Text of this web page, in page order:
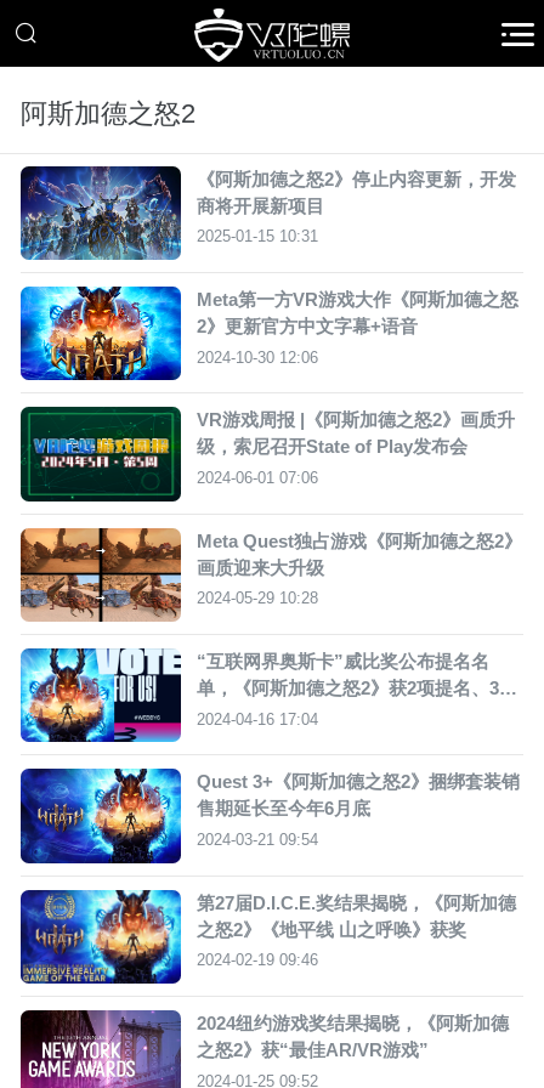
阿斯加德之怒2
《阿斯加德之怒2》停止内容更新，开发
商将开展新项目
2025-01-15 10:31
Meta第一方VR游戏大作《阿斯加德之怒
2》更新官方中文字幕+语音
2024-10-30 12:06
VR游戏周报 |《阿斯加德之怒2》画质升
级，索尼召开State of Play发布会
2024-06-01 07:06
Meta Quest独占游戏《阿斯加德之怒2》
画质迎来大升级
2024-05-29 10:28
“互联网界奥斯卡”威比奖公布提名名
单，《阿斯加德之怒2》获2项提名、3项
大奖
2024-04-16 17:04
Quest 3+《阿斯加德之怒2》捆绑套装销
售期延长至今年6月底
2024-03-21 09:54
第27届D.I.C.E.奖结果揭晓，《阿斯加德
之怒2》《地平线 山之呼唤》获奖
2024-02-19 09:46
2024纽约游戏奖结果揭晓，《阿斯加德
之怒2》获“最佳AR/VR游戏”
2024-01-25 09:52